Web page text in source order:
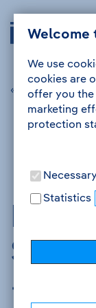
Skip
the
content
Login
Skip
the
navigation
Drägerwerk
AG
KGaA
Welcome
We use
cookies are
offer you the
marketing
protection
Statistics
« previous jobad
Sales
- E-